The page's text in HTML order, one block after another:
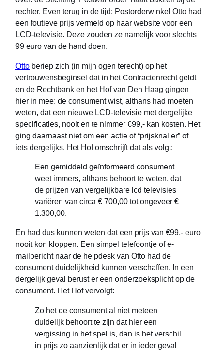
rechter. Even terug in de tijd: Postorderwinkel Otto had
een foutieve prijs vermeld op haar website voor een
LCD-televisie. Deze zouden ze namelijk voor slechts
99 euro van de hand doen.
Otto beriep zich (in mijn ogen terecht) op het
vertrouwensbeginsel dat in het Contractenrecht geldt
en de Rechtbank en het Hof van Den Haag gingen
hier in mee: de consument wist, althans had moeten
weten, dat een nieuwe LCD-televisie met dergelijke
specificaties, nooit en te nimmer €99,- kan kosten. Het
ging daarnaast niet om een actie of “prijsknaller” of
iets dergelijks. Het Hof omschrijft dat als volgt:
Een gemiddeld geïnformeerd consument
weet immers, althans behoort te weten, dat
de prijzen van vergelijkbare lcd televisies
variëren van circa € 700,00 tot ongeveer €
1.300,00.
En had dus kunnen weten dat een prijs van €99,- euro
nooit kon kloppen. Een simpel telefoontje of e-
mailbericht naar de helpdesk van Otto had de
consument duidelijkheid kunnen verschaffen. In een
dergelijk geval berust er een onderzoeksplicht op de
consument. Het Hof vervolgt:
Zo het de consument al niet meteen
duidelijk behoort te zijn dat hier een
vergissing in het spel is, dan is het verschil
in prijs zo aanzienlijk dat er in ieder geval